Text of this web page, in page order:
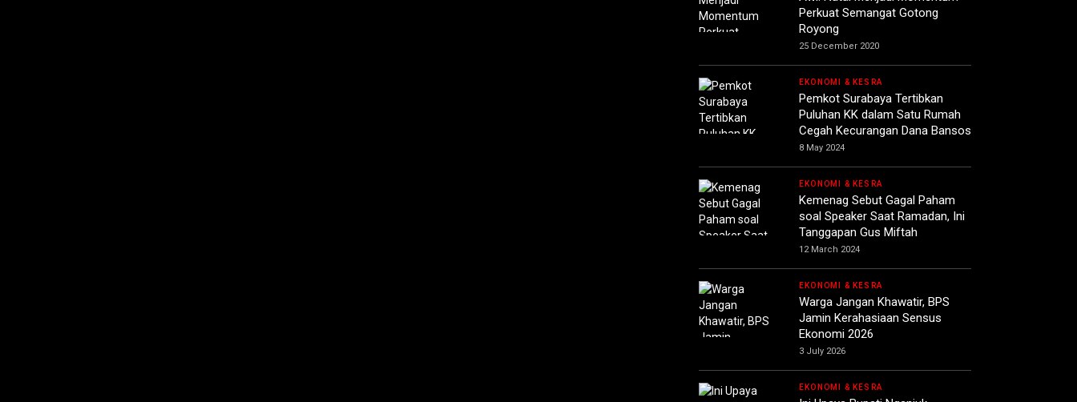
Perkuat Semangat Gotong
Royong
25 December 2020
EKONOMI & KESRA
Pemkot Surabaya Tertibkan
Puluhan KK dalam Satu Rumah
Cegah Kecurangan Dana Bansos
8 May 2024
EKONOMI & KESRA
Kemenag Sebut Gagal Paham
soal Speaker Saat Ramadan, Ini
Tanggapan Gus Miftah
12 March 2024
EKONOMI & KESRA
Warga Jangan Khawatir, BPS
Jamin Kerahasiaan Sensus
Ekonomi 2026
3 July 2026
EKONOMI & KESRA